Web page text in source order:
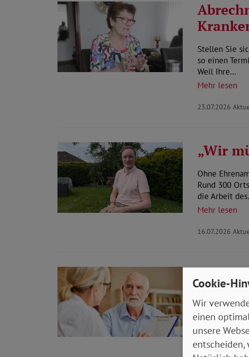
Stellen Sie
so einen
Weil Ihre…
Mehr lesen
23.07.2026
„Wir
Ohne
Rund 300
die Arbeit
Mehr lesen
16.07.2026
warnt
Der
Mehr lesen
Cookie-
Wir
einen
unsere